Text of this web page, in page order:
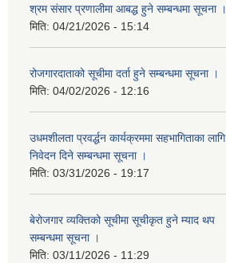
श्रम संसार प्रणालीमा आबद्ध हुने सम्बन्धमा सूचना ।
मिति: 04/21/2026 - 15:14
रोजगारदाताको सूचीमा दर्ता हुने सम्बन्धमा सूचना ।
मिति: 04/02/2026 - 12:16
उधमशीलता प्रवर्द्धन कार्यक्रममा सहभागिताका लागि
निवेदन दिने सम्बन्धमा सूचना ।
मिति: 03/31/2026 - 19:17
बेरोजगार व्यक्तिको सूचीमा सूचीकृत हुने म्याद थप
सम्बन्धमा सूचना ।
मिति: 03/11/2026 - 11:29